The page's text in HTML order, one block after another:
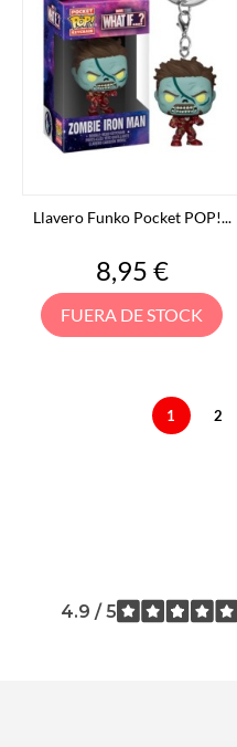
Llavero Funko Pocket POP!...
Precio
8,95 €
FUERA DE STOCK
1 2
4.9 / 5